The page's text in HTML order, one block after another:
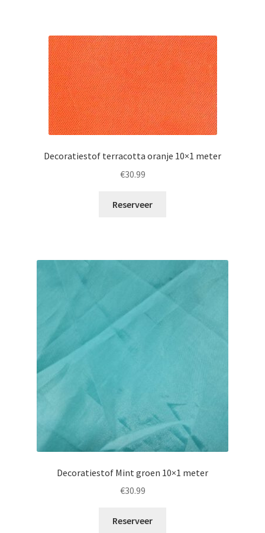
Decoratiestof terracotta oranje 10×1 meter
€30.99
Reserveer
Decoratiestof Mint groen 10×1 meter
€30.99
Reserveer